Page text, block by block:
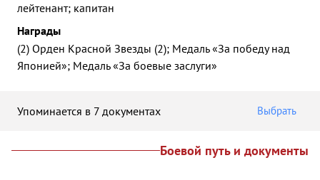
лейтенант; капитан
Награды
(2) Орден Красной Звезды (2); Медаль «За победу над
Японией»; Медаль «За боевые заслуги»
Упоминается в 7 документах Выбрать
Боевой путь и документы